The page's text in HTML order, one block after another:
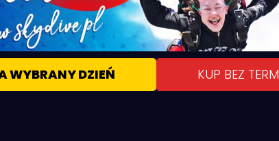
WYBRANY DZIEŃ KUP BEZ